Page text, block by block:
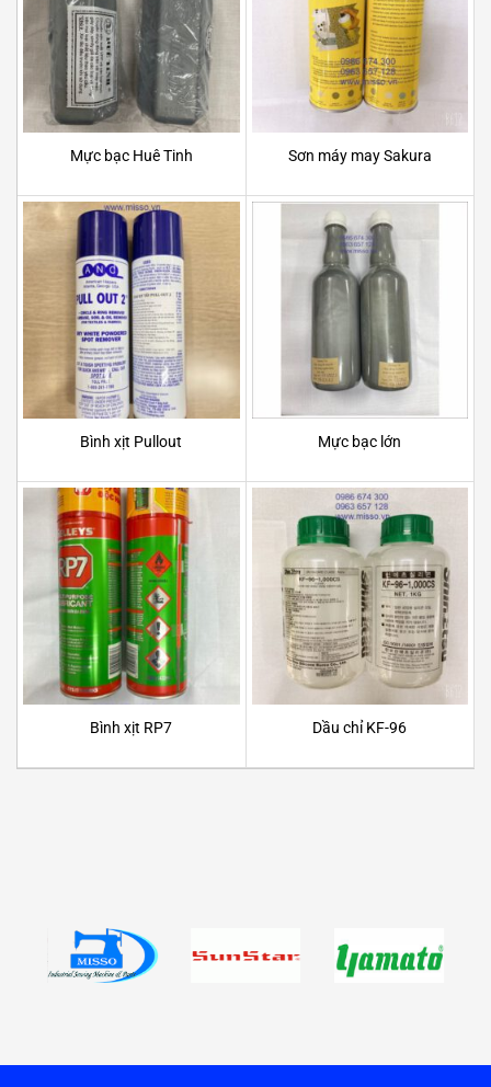
Mực bạc Huê Tinh Sơn máy may Sakura
Bình xịt Pullout Mực bạc lớn
Bình xịt RP7 Dầu chỉ KF-96